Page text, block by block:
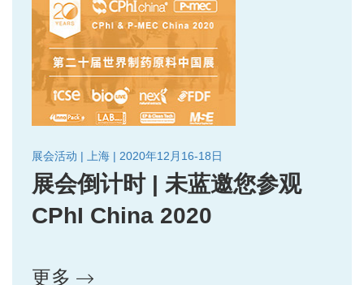
展会活动 | 上海 | 2020年12月16-18日
展会倒计时 | 未蓝邀您参观
CPhI China 2020
更多